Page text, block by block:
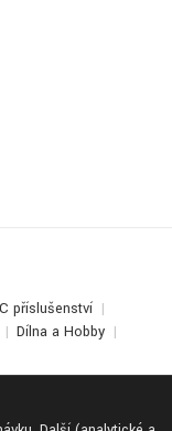
příslušenství
Dílna a Hobby